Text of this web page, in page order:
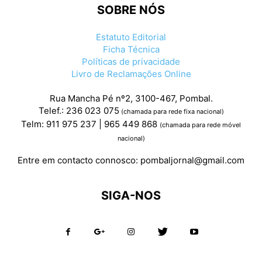
SOBRE NÓS
Estatuto Editorial
Ficha Técnica
Políticas de privacidade
Livro de Reclamações Online
Rua Mancha Pé nº2, 3100-467, Pombal.
Telef.: 236 023 075 (chamada para rede fixa nacional)
Telm: 911 975 237 | 965 449 868 (chamada para rede móvel
nacional)
Entre em contacto connosco: pombaljornal@gmail.com
SIGA-NOS